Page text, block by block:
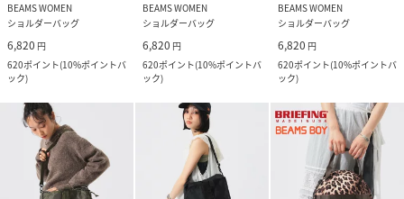
BEAMS WOMEN
ショルダーバッグ
6,820 円
620ポイント(10%ポイントバ
ック)
BEAMS WOMEN
ショルダーバッグ
6,820 円
620ポイント(10%ポイントバ
ック)
BEAMS WOMEN
ショルダーバッグ
6,820 円
620ポイント(10%ポイントバ
ック)